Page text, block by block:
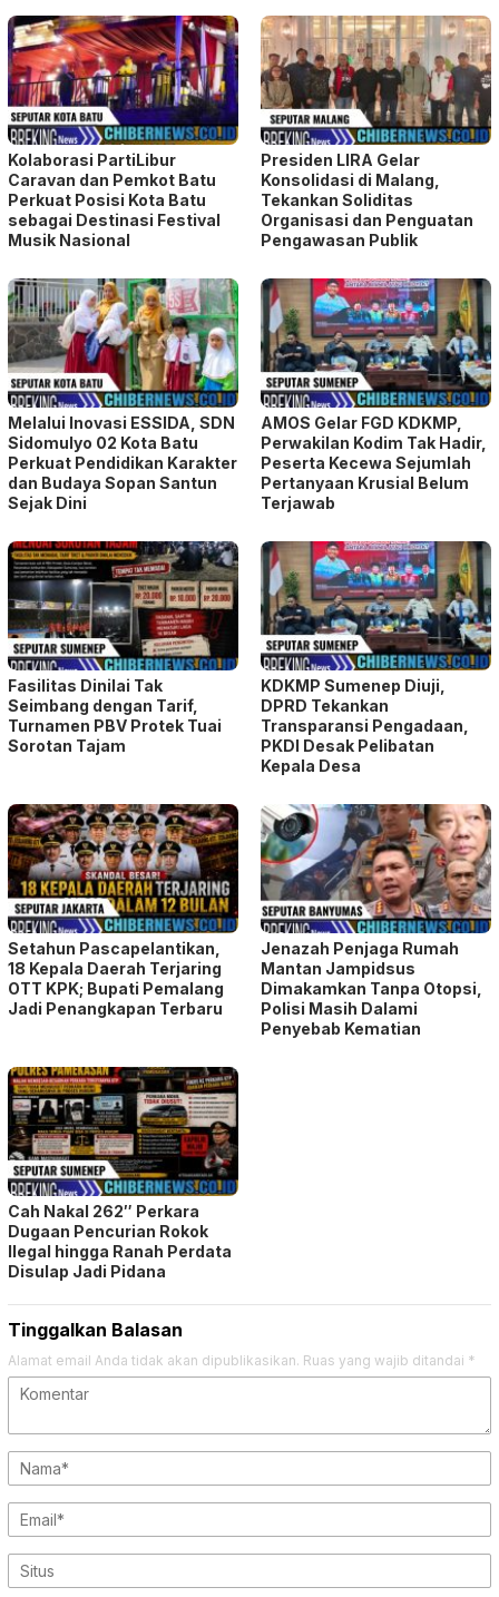
Kolaborasi PartiLibur
Caravan dan Pemkot Batu
Perkuat Posisi Kota Batu
sebagai Destinasi Festival
Musik Nasional
Presiden LIRA Gelar
Konsolidasi di Malang,
Tekankan Soliditas
Organisasi dan Penguatan
Pengawasan Publik
Melalui Inovasi ESSIDA, SDN
Sidomulyo 02 Kota Batu
Perkuat Pendidikan Karakter
dan Budaya Sopan Santun
Sejak Dini
AMOS Gelar FGD KDKMP,
Perwakilan Kodim Tak Hadir,
Peserta Kecewa Sejumlah
Pertanyaan Krusial Belum
Terjawab
Fasilitas Dinilai Tak
Seimbang dengan Tarif,
Turnamen PBV Protek Tuai
Sorotan Tajam
KDKMP Sumenep Diuji,
DPRD Tekankan
Transparansi Pengadaan,
PKDI Desak Pelibatan
Kepala Desa
Setahun Pascapelantikan,
18 Kepala Daerah Terjaring
OTT KPK; Bupati Pemalang
Jadi Penangkapan Terbaru
Jenazah Penjaga Rumah
Mantan Jampidsus
Dimakamkan Tanpa Otopsi,
Polisi Masih Dalami
Penyebab Kematian
Cah Nakal 262″ Perkara
Dugaan Pencurian Rokok
Ilegal hingga Ranah Perdata
Disulap Jadi Pidana
Tinggalkan Balasan
Alamat email Anda tidak akan dipublikasikan. Ruas yang wajib ditandai *